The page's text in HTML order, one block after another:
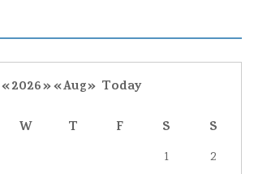
«2026»«Aug» Today
W T F S S
1 2